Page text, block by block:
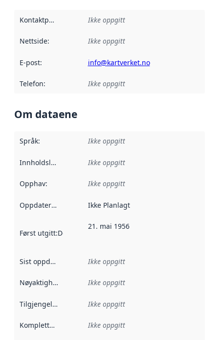
Kontaktpunkt Ikke oppgitt
Nettside: Ikke oppgitt
E-post: info@kartverket.no
Telefon: Ikke oppgitt
Om dataene
Språk: Ikke oppgitt
Innholdsleverandører :
Ikke oppgitt
Opphav: Ikke oppgitt
Oppdateringsfrekvens :
Ikke Planlagt
Først utgitt:Denne datoen sier når dataene i dette
21. mai 1956
Sist oppdatert Ikke oppgitt
Nøyaktighet Ikke oppgitt
Tilgjengelighet Ikke oppgitt
Kompletthet Ikke oppgitt